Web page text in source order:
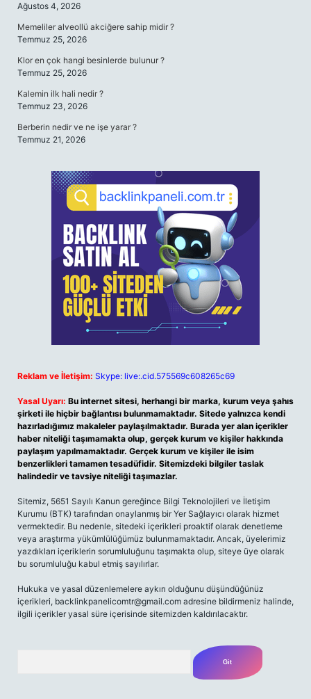
Ağustos 4, 2026
Memeliler alveollü akciğere sahip midir ?
Temmuz 25, 2026
Klor en çok hangi besinlerde bulunur ?
Temmuz 25, 2026
Kalemin ilk hali nedir ?
Temmuz 23, 2026
Berberin nedir ve ne işe yarar ?
Temmuz 21, 2026
Reklam ve İletişim: Skype: live:.cid.575569c608265c69
Yasal Uyarı: Bu internet sitesi, herhangi bir marka, kurum veya şahıs
şirketi ile hiçbir bağlantısı bulunmamaktadır. Sitede yalnızca kendi
hazırladığımız makaleler paylaşılmaktadır. Burada yer alan içerikler
haber niteliği taşımamakta olup, gerçek kurum ve kişiler hakkında
paylaşım yapılmamaktadır. Gerçek kurum ve kişiler ile isim
benzerlikleri tamamen tesadüfidir. Sitemizdeki bilgiler taslak
halindedir ve tavsiye niteliği taşımazlar.
Sitemiz, 5651 Sayılı Kanun gereğince Bilgi Teknolojileri ve İletişim
Kurumu (BTK) tarafından onaylanmış bir Yer Sağlayıcı olarak hizmet
vermektedir. Bu nedenle, sitedeki içerikleri proaktif olarak denetleme
veya araştırma yükümlülüğümüz bulunmamaktadır. Ancak, üyelerimiz
yazdıkları içeriklerin sorumluluğunu taşımakta olup, siteye üye olarak
bu sorumluluğu kabul etmiş sayılırlar.
Hukuka ve yasal düzenlemelere aykırı olduğunu düşündüğünüz
içerikleri, backlinkpanelicomtr@gmail.com adresine bildirmeniz halinde,
ilgili içerikler yasal süre içerisinde sitemizden kaldırılacaktır.